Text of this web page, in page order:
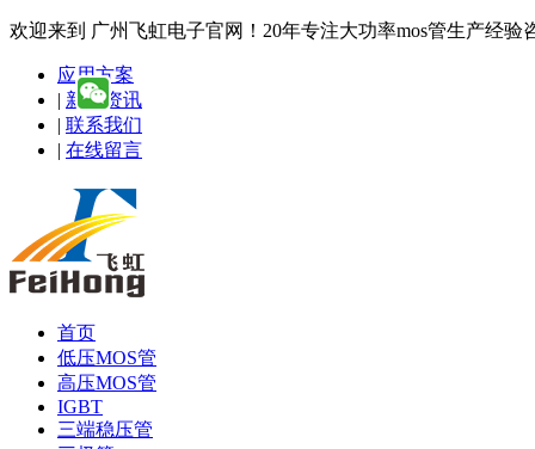
欢迎来到 广州飞虹电子官网！20年专注大功率mos管生产经验
应用方案
| 新闻资讯
| 联系我们
| 在线留言
首页
低压MOS管
高压MOS管
IGBT
三端稳压管